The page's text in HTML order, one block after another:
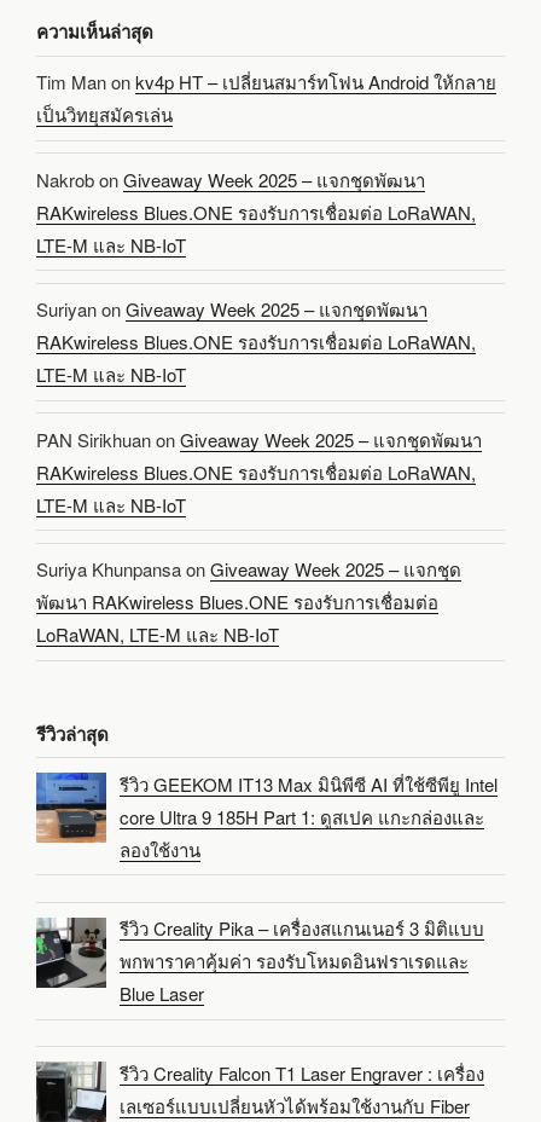
ความเห็นล่าสุด
Tim Manonkv4p HT – เปลี่ยนสมาร์ทโฟน Android ให้กลาย
เป็นวิทยุสมัครเล่น
NakrobonGiveaway Week 2025 – แจกชุดพัฒนา
RAKwireless Blues.ONE รองรับการเชื่อมต่อ LoRaWAN,
LTE-M และ NB-IoT
SuriyanonGiveaway Week 2025 – แจกชุดพัฒนา
RAKwireless Blues.ONE รองรับการเชื่อมต่อ LoRaWAN,
LTE-M และ NB-IoT
PAN SirikhuanonGiveaway Week 2025 – แจกชุดพัฒนา
RAKwireless Blues.ONE รองรับการเชื่อมต่อ LoRaWAN,
LTE-M และ NB-IoT
Suriya KhunpansaonGiveaway Week 2025 – แจกชุด
พัฒนา RAKwireless Blues.ONE รองรับการเชื่อมต่อ
LoRaWAN, LTE-M และ NB-IoT
รีวิวล่าสุด
รีวิว GEEKOM IT13 Max มินิพีซี AI ที่ใช้ซีพียู Intel
core Ultra 9 185H Part 1: ดูสเปค แกะกล่องและ
ลองใช้งาน
รีวิว Creality Pika – เครื่องสแกนเนอร์ 3 มิติแบบ
พกพาราคาคุ้มค่า รองรับโหมดอินฟราเรดและ
Blue Laser
รีวิว Creality Falcon T1 Laser Engraver : เครื่อง
เลเซอร์แบบเปลี่ยนหัวได้พร้อมใช้งานกับ Fiber